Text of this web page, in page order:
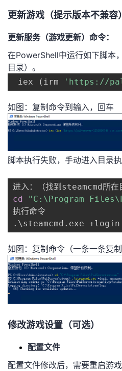
更新游戏（提示版本不兼容）
更新服务（游戏更新）命令：
在PowerShell中运行如下脚本
目录）。
iex ( irm 'https://pal-
如图：复制命令到输入，回车
脚本执行失败，手动进入目录
cd
"C:\Program
执行命令
. \steamcmd.exe
如图：复制命令（一条一条复
修改游戏设置（可选）
配置文件
配置文件修改后，需要重启游